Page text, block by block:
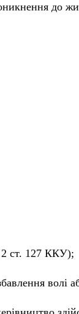
до
2 ст. 127 ККУ);